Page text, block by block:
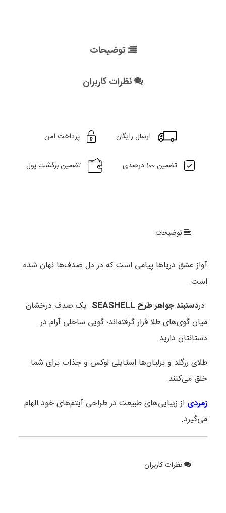
توضیحات
نظرات کاربران
ارسال رایگان پرداخت امن
تضمین 100 درصدی تضمین برگشت پول
توضیحات
آواز عشق دریاها پیامی است که در دل صدف‌ها نهان شده
است.
دردستبند جواهر طرح SEASHELL
یک صدف درخشان
میان گوی‌های طلا قرار گرفته‌اند؛ گویی ساحلی آرام در
دستانتان دارید.
طلای رزگلد و برلیان‌ها استایلی لوکس و جذاب برای شما
خلق می‌کنند.
زمردی از زیبایی‌های طبیعت در طراحی‌ آیتم‌های خود الهام
می‌گیرد.
نظرات کاربران